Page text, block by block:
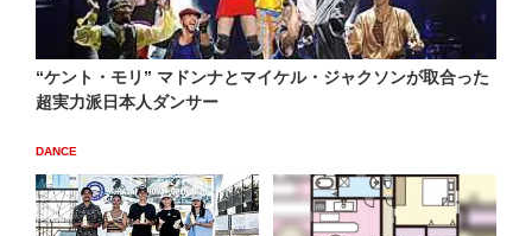
“ケント・モリ” マドンナとマイケル・ジャクソンが取合った
超実力派日本人ダンサー
DANCE